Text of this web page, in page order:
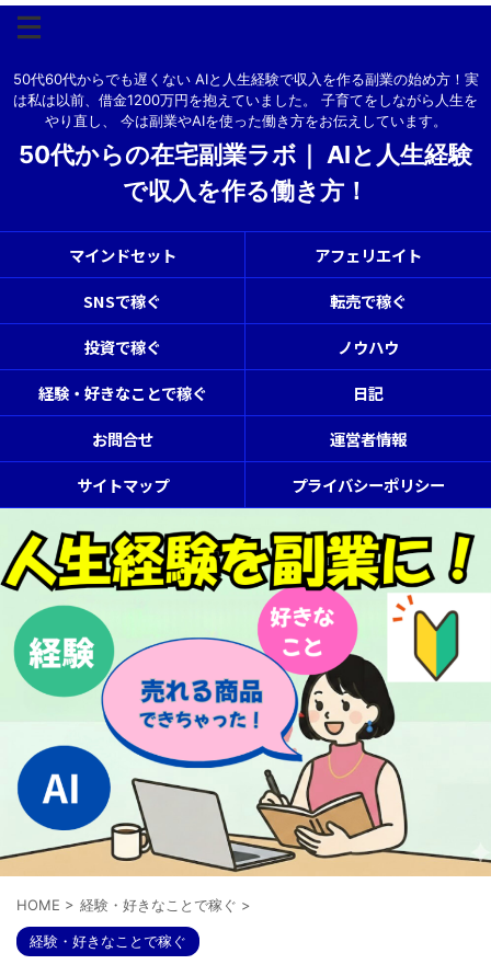
50代60代からでも遅くない AIと人生経験で収入を作る副業の始め方！実
は私は以前、借金1200万円を抱えていました。 子育てをしながら人生を
やり直し、 今は副業やAIを使った働き方をお伝えしています。
50代からの在宅副業ラボ｜ AIと人生経験
で収入を作る働き方！
マインドセット
アフェリエイト
SNSで稼ぐ
転売で稼ぐ
投資で稼ぐ
ノウハウ
経験・好きなことで稼ぐ
日記
お問合せ
運営者情報
サイトマップ
プライバシーポリシー
HOME > 経験・好きなことで稼ぐ >
経験・好きなことで稼ぐ